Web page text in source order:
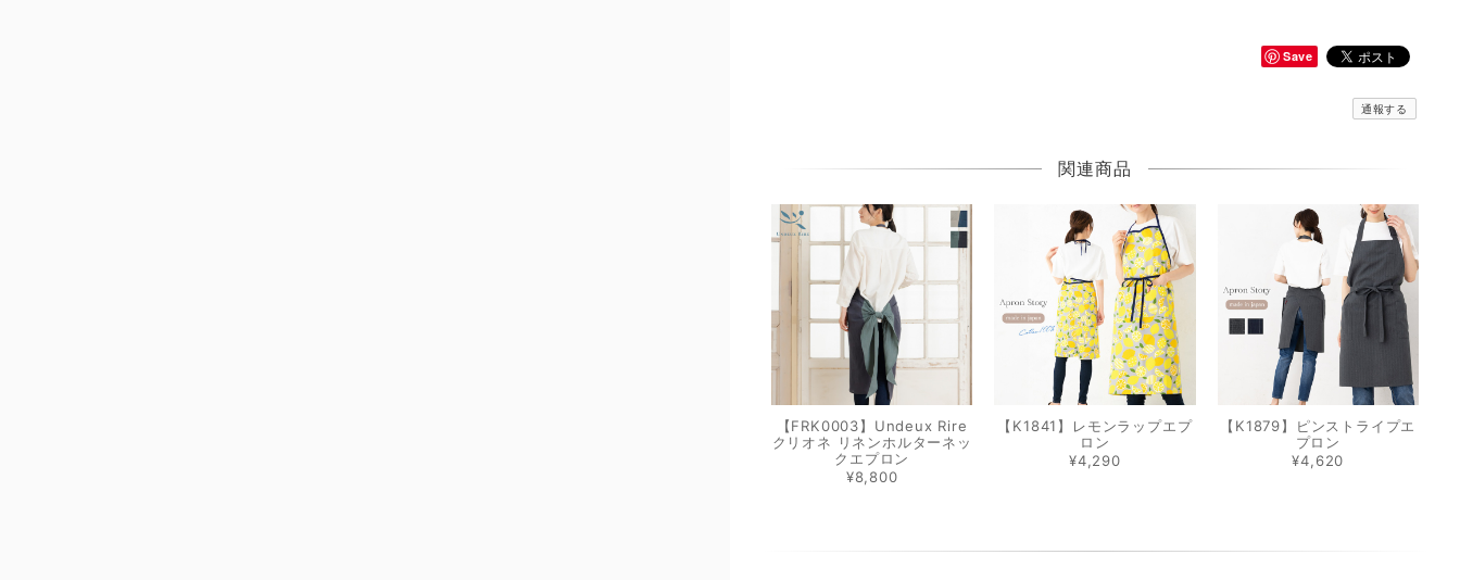
Save
通報する
関連商品
【FRK0003】Undeux Rire
クリオネ リネンホルターネッ
クエプロン
¥8,800
【K1841】レモンラップエプ
ロン
¥4,290
【K1879】ピンストライプエ
プロン
¥4,620